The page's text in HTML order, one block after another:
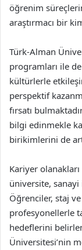
öğrenim
araştırmacı bir
Türk-Alman
programları ile
kültürlerle
perspektif
fırsatı
bilgi edinmekle
birikimlerini de
Kariyer
üniversite,
Öğrenciler, staj
profesyonellerle
hedeflerini
Üniversitesi’nin